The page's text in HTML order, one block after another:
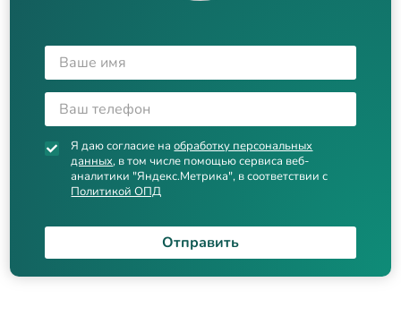
Я даю согласие наобработку персональных
данных, в том числе помощью сервиса веб-
аналитики "Яндекс.Метрика", в соответствии с
Политикой ОПД
Отправить